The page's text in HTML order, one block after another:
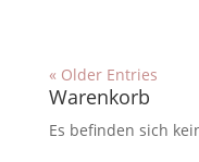
« Older Entries
Warenkorb
Es befinden sich